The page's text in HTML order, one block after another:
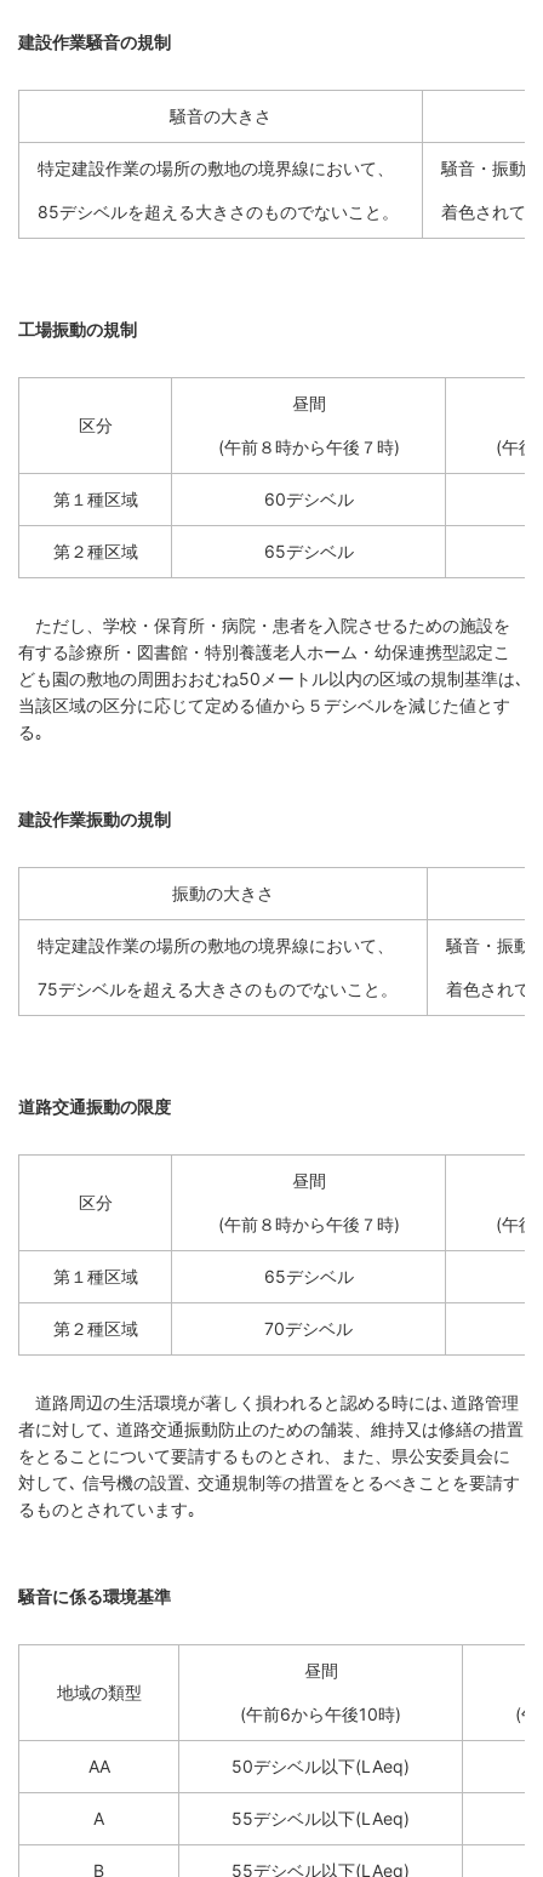
建設作業騒音の規制
騒音の大きさ
特定建設作業の場所の敷地の境界線において、
85デシベルを超える大きさのものでないこと。
騒音・振動
着色されて
工場振動の規制
区分
昼間
(午前８時から午後７時) (午後
第１種区域 60デシベル
第２種区域 65デシベル
ただし、学校・保育所・病院・患者を入院させるための施設を
有する診療所・図書館・特別養護老人ホーム・幼保連携型認定こ
ども園の敷地の周囲おおむね50メートル以内の区域の規制基準は､
当該区域の区分に応じて定める値から５デシベルを減じた値とす
る｡
建設作業振動の規制
振動の大きさ
特定建設作業の場所の敷地の境界線において、
75デシベルを超える大きさのものでないこと。
騒音・振動
着色されて
道路交通振動の限度
区分
昼間
(午前８時から午後７時) (午後
第１種区域 65デシベル
第２種区域 70デシベル
道路周辺の生活環境が著しく損われると認める時には､道路管理
者に対して､ 道路交通振動防止のための舗装、維持又は修繕の措置
をとることについて要請するものとされ、また、県公安委員会に
対して､ 信号機の設置､ 交通規制等の措置をとるべきことを要請す
るものとされています｡
騒音に係る環境基準
地域の類型
昼間
(午前6から午後10時) (午
AA 50デシベル以下(LAeq)
A 55デシベル以下(LAeq)
B 55デシベル以下(LAeq)